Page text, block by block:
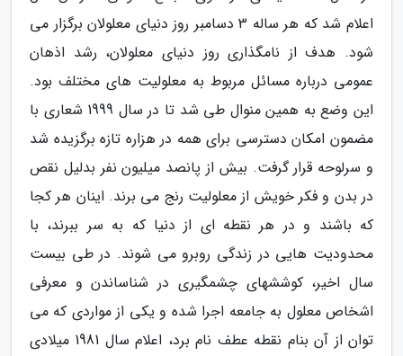
اعلام شد که هر ساله 3 دسامبر روز دنیای معلولان برگزار می
شود. هدف از نامگذاری روز دنیای معلولان، رشد اذهان
عمومی درباره مسائل مربوط به معلولیت های مختلف بود.
این وضع به همین منوال طی شد تا در سال 1999 شعاری با
مضمون امکان دسترسی برای همه در هزاره تازه برگزیده شد
و سرلوحه قرار گرفت. بیش از پانصد میلیون نفر بدلیل نقص
در بدن و فکر خویش از معلولیت رنج می برند. اینان هر کجا
که باشند و در هر نقطه ای از دنیا که به سر ببرند، با
محدودیت هایی در زندگی روبرو می شوند. در طی بیست
سال اخیر، کوششهای چشمگیری در شناساندن و معرفی
اشخاص معلول به جامعه اجرا شده و یکی از مواردی که می
توان از آن بنام نقطه عطف نام برد، اعلام سال 1981 میلادی